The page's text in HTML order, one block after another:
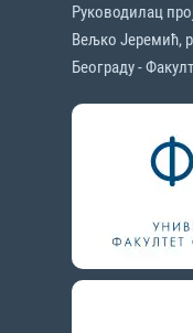
Руководилац
Вељко Јеремић,
Београду -